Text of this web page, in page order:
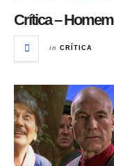
Crítica –
in CRÍTICA